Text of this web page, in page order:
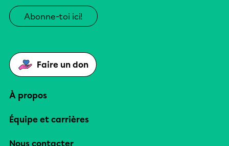
Abonne-toi ici!
Faire un don
À propos
Équipe et carrières
Nous contacter